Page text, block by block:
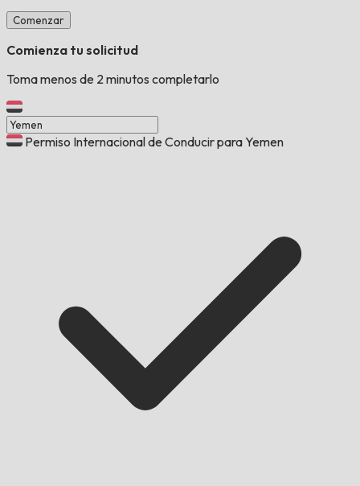
Comenzar
Comienza tu solicitud
Toma menos de 2 minutos completarlo
Permiso Internacional de Conducir para Yemen